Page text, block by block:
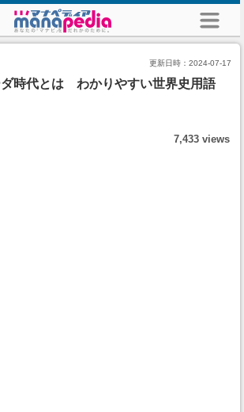
更新日時： 2024-07-17
ダ時代とは わかりやすい世界史用語
7,433 views